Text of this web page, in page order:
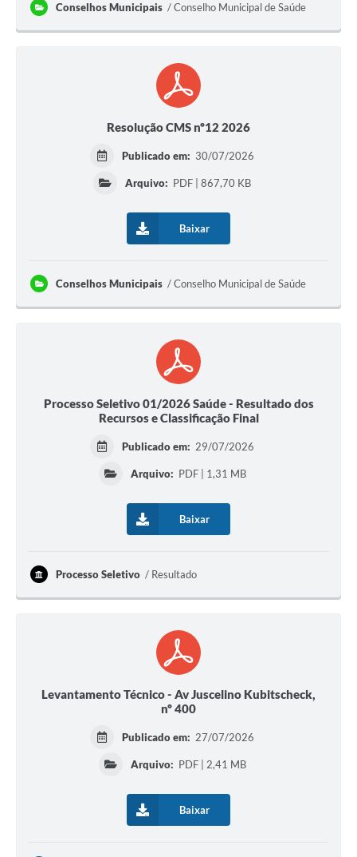
Conselhos Municipais Conselho Municipal de Saúde
Resolução CMS nº12 2026
Publicado em: 30/07/2026
Arquivo: PDF | 867,70 KB
Baixar
Conselhos Municipais Conselho Municipal de Saúde
Processo Seletivo 01/2026 Saúde - Resultado dos
Recursos e Classificação Final
Publicado em: 29/07/2026
Arquivo: PDF | 1,31 MB
Baixar
Processo Seletivo Resultado
Levantamento Técnico - Av Juscelino Kubitscheck,
nº 400
Publicado em: 27/07/2026
Arquivo: PDF | 2,41 MB
Baixar